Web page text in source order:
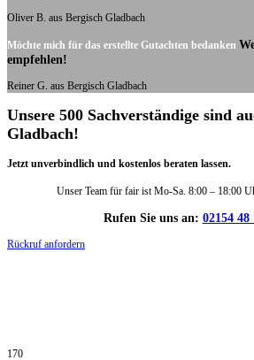
Oliver B. aus Bergisch Gladbach
Möchte mich für das erstellte Gutachten bedanken
empfehlen!
Reiner G. aus Bergisch Gladbach
Unsere 500 Sachverständige sind
Gladbach!
Jetzt unverbindlich und kostenlos beraten lassen.
Unser Team für fair ist Mo-Sa. 8:00 – 18:00
Rufen Sie uns an: 02154 48
Rückruf anfordern
170